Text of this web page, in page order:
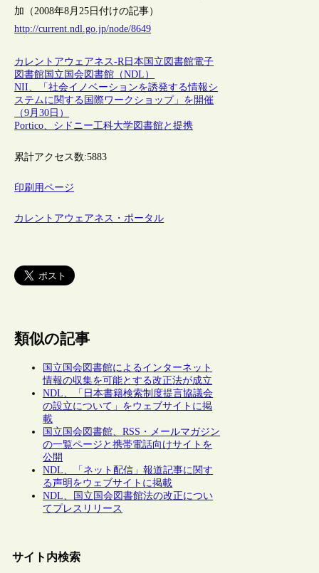
加（2008年8月25日付けの記事）
http://current.ndl.go.jp/node/8649
カレントアウェアネス-R日本 国立図書館電子
図書館国立国会図書館（NDL）
NII、「社会イノベーションを誘発する情報シ
ステムに関する国際ワークショップ」を開催
（9月30日）
Portico、シドニー工科大学図書館と提携
累計アクセス数:5883
印刷用ページ
カレントアウェアネス・ポータル
類似の記事
国立国会図書館によるインターネット
情報の収集を可能とする改正法が成立
NDL、「日本書籍検索制度提言協議会
の設立について」をウェブサイトに掲
載
国立国会図書館、RSS・メールマガジン
の一覧ページと携帯電話向けサイトを
公開
NDL、「ネット配信」報道記事に関す
る声明をウェブサイトに掲載
NDL、国立国会図書館法の改正につい
てプレスリリース
サイト内検索